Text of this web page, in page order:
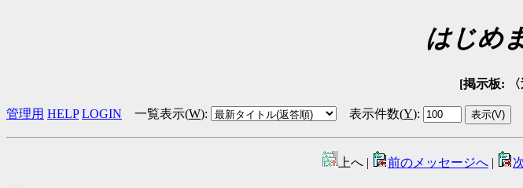
はじめ
[掲示板:
管理用 HELP LOGIN 一覧表示(W): 表示件数(Y):
上へ | 前のメッセージへ |